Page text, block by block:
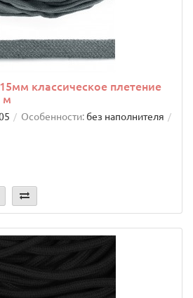
классическое плетение
м
Особенности: без наполнителя